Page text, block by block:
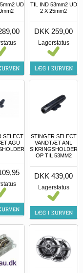
UD
TIL IND 53mm2 UD
2 X 25mm2
DKK 259,00
Lagerstatus
SELECT
AGU
STINGER SELECT
VANDTÆT ANL
SIKRINGSHOLDER
OP TIL 53MM2
DKK 439,00
Lagerstatus